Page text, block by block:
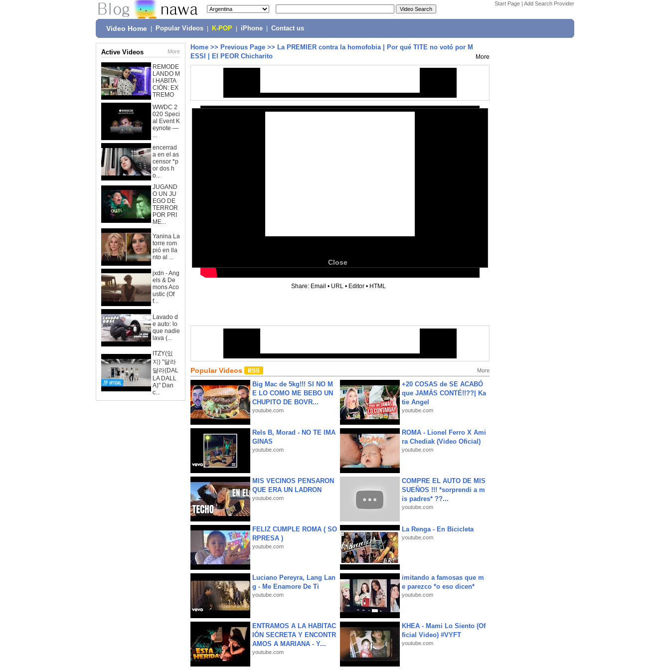
Start Page | Add Search Provider
Video Home Popular Videos K-POP iPhone Contact us
Active Videos More
REMODE
LANDO M
I HABITA
CIÓN: EX
TREMO
WWDC 2
020 Speci
al Event K
eynote —
...
encerrad
a en el as
censor *p
or dos h
o...
JUGAND
O UN JU
EGO DE
TERROR
POR PRI
ME...
Yanina La
torre rom
pió en lla
nto al ...
jxdn - Ang
els & De
mons Aco
ustic (Of
f...
Lavado d
e auto: lo
que nadie
lava (...
ITZY(있
지) "달라
달라(DAL
LA DALL
A)" Dan
c...
Home >> Previous Page >> La PREMIER contra la homofobia | Por qué TITE no votó por M
ESSI | El PEOR Chicharito
More
Close
Share: Email • URL • Editor • HTML
Popular Videos More
Big Mac de 5kg!!! SI NO M
E LO COMO ME BEBO UN
CHUPITO DE BOVR...
youtube.com
+20 COSAS de SE ACABÓ
que JAMÁS CONTÉ!!??| Ka
tie Angel
youtube.com
Rels B, Morad - NO TE IMA
GINAS
youtube.com
ROMA - Lionel Ferro X Ami
ra Chediak (Video Oficial)
youtube.com
MIS VECINOS PENSARON
QUE ERA UN LADRON
youtube.com
COMPRE EL AUTO DE MIS
SUEÑOS !!! *sorprendi a m
is padres* ??...
youtube.com
FELIZ CUMPLE ROMA ( SO
RPRESA )
youtube.com
La Renga - En Bicicleta
youtube.com
Luciano Pereyra, Lang Lan
g - Me Enamore De Ti
youtube.com
imitando a famosas que m
e parezco *o eso dicen*
youtube.com
ENTRAMOS A LA HABITAC
IÓN SECRETA Y ENCONTR
AMOS A MARIANA - Y...
youtube.com
KHEA - Mami Lo Siento (Of
ficial Video) #VYFT
youtube.com